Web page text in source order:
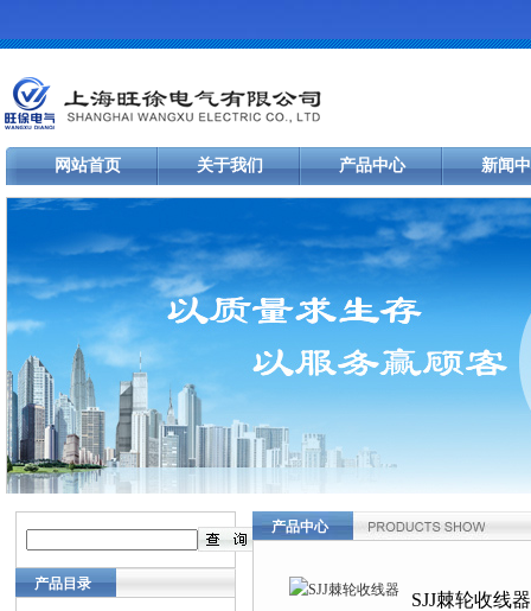
网站首页 关于我们 产品中心 新闻
产品目录
产品中心
SJJ棘轮收线器